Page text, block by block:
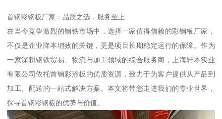
首钢彩钢板厂家：品质之选，服务至上
在当今竞争激烈的钢铁市场中，选择一家值得信赖的彩钢板厂家，
不仅是企业降本增效的关键，更是项目长期稳定运行的保障。作为
一家深耕钢铁贸易、物流与加工领域的综合服务商，上海轩本实业
有限公司依托首钢彩涂板的优质资源，致力于为客户提供从产品到
加工、配送的一站式解决方案。本文将带您走进我们的专业世界，
探寻首钢彩钢板的优势与价值。